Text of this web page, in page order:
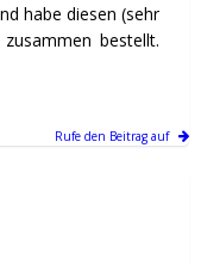
habe diesen (sehr
bestellt.
Rufe den Beitrag auf